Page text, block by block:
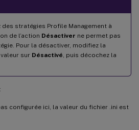
stratégies Profile Management à
de l’action Désactiver ne permet pas
Pour la désactiver, modifiez la
sur Désactivé , puis décochez la
configurée ici, la valeur du fichier .ini est